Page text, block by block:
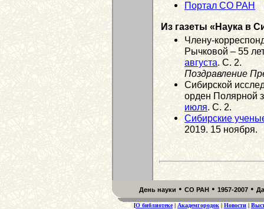
Портал СО РАН
Из газеты «Наука в
Члену-
Рычковой – 55
августа. С. 2.
Поздравление
Сибирской
орден Полярной
июля. С. 2.
Сибирские
2019. 15 ноября.
День науки • СО РАН • 1957-2007 •
[О библиотеке|Академгородок | Новости |